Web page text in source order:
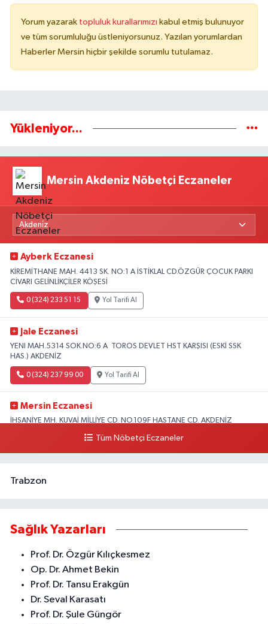
Yorum yazarak topluluk kurallarımızı kabul etmiş bulunuyor
ve tüm sorumluluğu üstleniyorsunuz. Yazılan yorumlardan
Haberler Mersin hiçbir şekilde sorumlu tutulamaz.
Yükleniyor...
Mersin Akdeniz Nöbetçi Eczaneler
Ayberk Eczanesi
KİREMİTHANE MAH. 4413 SK. NO:1 A İSTİKLAL CD.ÖZGÜR ÇOCUK PARKI
CİVARI GELİNLİKÇİLER KÖŞESİ
0 (324) 233 51 15 Yol Tarifi Al
Jale Eczanesi
YENI MAH.5314 SOK.NO:6 A TOROS DEVLET HST KARŞISI (ESKİ SSK
HAS.) AKDENİZ
0 (324) 237 99 00 Yol Tarifi Al
Mersin Eczanesi
İHSANİYE MH. KUVAİ MİLLİYE CD. NO.109F HASTANE CD. AKDENİZ
Tüm Nöbetçi Eczaneler
Trabzon
Sağlık Yazarları
Prof. Dr. Özgür Kılıçkesmez
Op. Dr. Ahmet Bekin
Prof. Dr. Tansu Erakgün
Dr. Seval Karasatı
Prof. Dr. Şule Güngör